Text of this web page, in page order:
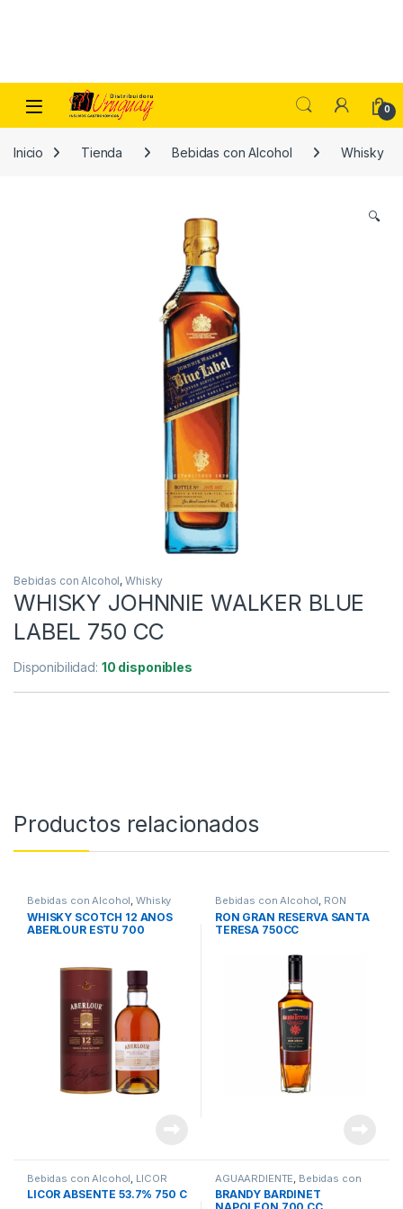
Skip to navigation
Skip to content
0
Inicio Tienda Bebidas con Alcohol Whisky
🔍
Bebidas con Alcohol,Whisky
WHISKY JOHNNIE WALKER BLUE
LABEL 750 CC
Disponibilidad: 10 disponibles
Productos relacionados
Bebidas con Alcohol,Whisky
WHISKY SCOTCH 12 ANOS
ABERLOUR ESTU 700
Bebidas con Alcohol, RON
RON GRAN RESERVA SANTA
TERESA 750CC
Bebidas con Alcohol LICOR
LICOR ABSENTE 53.7% 750 C
AGUAARDIENTE Bebidas con
Alcohol
BRANDY BARDINET